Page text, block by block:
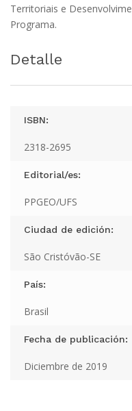
Territoriais e
Programa.
Detalle
ISBN:
2318-2695
Editorial/es:
PPGEO/UFS
Ciudad de edición:
São Cristóvão-SE
País:
Brasil
Fecha de publicación:
Diciembre de 2019